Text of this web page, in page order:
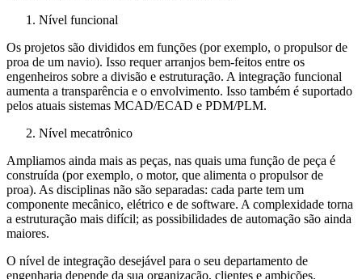
Nível funcional
Os projetos são divididos em funções (por exemplo, o propulsor de
proa de um navio). Isso requer arranjos bem-feitos entre os
engenheiros sobre a divisão e estruturação. A integração funcional
aumenta a transparência e o envolvimento. Isso também é suportado
pelos atuais sistemas MCAD/ECAD e PDM/PLM.
Nível mecatrônico
Ampliamos ainda mais as peças, nas quais uma função de peça é
construída (por exemplo, o motor, que alimenta o propulsor de
proa). As disciplinas não são separadas: cada parte tem um
componente mecânico, elétrico e de software. A complexidade torna
a estruturação mais difícil; as possibilidades de automação são ainda
maiores.
O nível de integração desejável para o seu departamento de
engenharia depende da sua organização, clientes e ambições.